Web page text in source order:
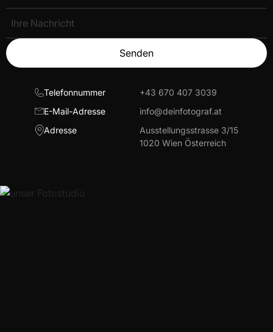
Senden
Telefonnummer
+43 670 407 3039
E-Mail-Adresse
info@deinfotograf.at
Adresse
Ausstellungsstrasse 3/15
1020 Wien Österreich